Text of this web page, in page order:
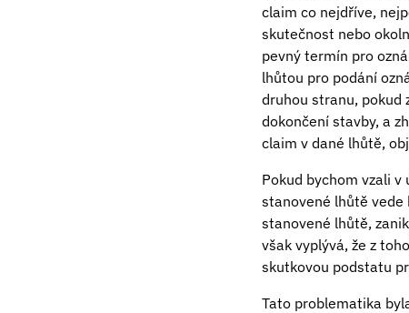
claim co nejdříve,
skutečnost nebo
pevný termín pro
lhůtou pro podání
druhou stranu, pokud
dokončení stavby, a
claim v dané lhůtě,
Pokud bychom vzali
stanovené lhůtě vede
stanovené lhůtě,
však vyplývá, že z
skutkovou podstatu
Tato problematika